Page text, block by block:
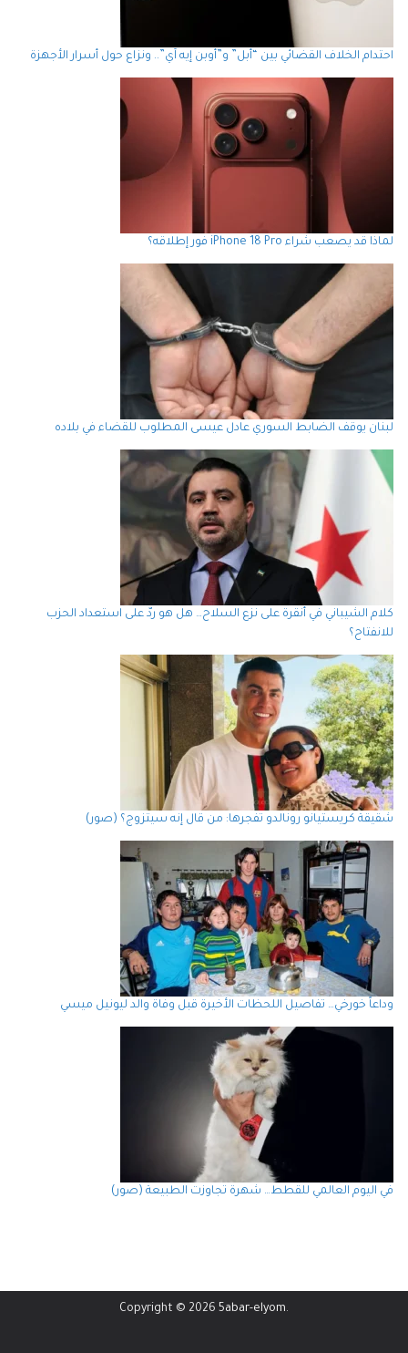
احتدام الخلاف القضائي بين “أبل” و”أوبن إيه آي”.. ونزاع حول أسرار الأجهزة
لماذا قد يصعب شراء iPhone 18 Pro فور إطلاقه؟
لبنان يوقف الضابط السوري عادل عيسى المطلوب للقضاء في بلاده
كلام الشيباني في أنقرة على نزع السلاح… هل هو ردّ على استعداد الحزب
للانفتاح؟
شقيقة كريستيانو رونالدو تفجرها: من قال إنه سيتزوج؟ (صور)
وداعاً خورخي… تفاصيل اللحظات الأخيرة قبل وفاة والد ليونيل ميسي
في اليوم العالمي للقطط… شهرة تجاوزت الطبيعة (صور)
Copyright © 2026 5abar-elyom.